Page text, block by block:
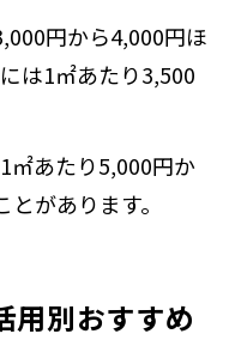
円から4,000円ほ
は1㎡あたり3,500
㎡あたり5,000円か
があります。
用別おすすめ